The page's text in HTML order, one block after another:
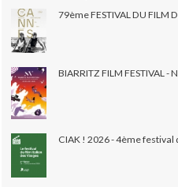
79ème FESTIVAL DU FILM
BIARRITZ FILM FESTIVAL -
CIAK ! 2026 - 4ème